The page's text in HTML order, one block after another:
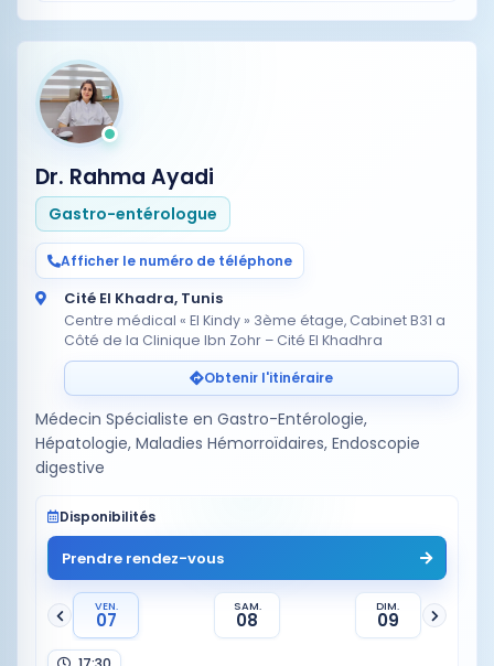
Dr. Rahma Ayadi
Gastro-entérologue
Afficher le numéro de téléphone
Cité El Khadra, Tunis
Centre médical « El Kindy » 3ème étage, Cabinet B31 a
Côté de la Clinique Ibn Zohr – Cité El Khadhra
Obtenir l'itinéraire
Médecin Spécialiste en Gastro-Entérologie,
Hépatologie, Maladies Hémorroïdaires, Endoscopie
digestive
Disponibilités
Prendre rendez-vous
VEN.
07
SAM.
08
DIM.
09